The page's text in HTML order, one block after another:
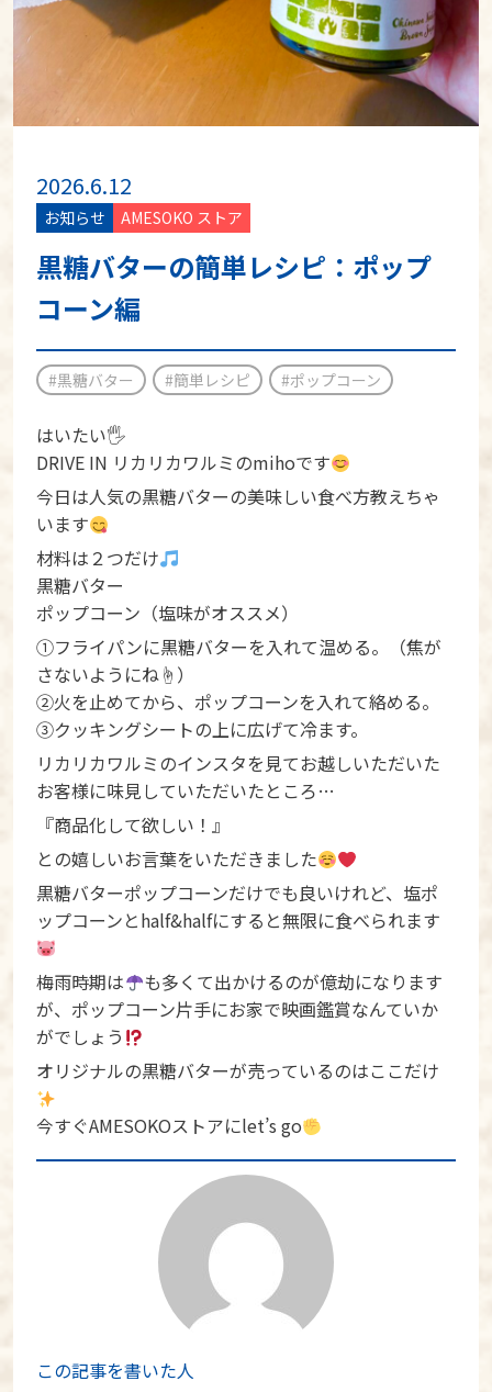
2026.6.12
お知らせ AMESOKO ストア
黒糖バターの簡単レシピ：ポップ
コーン編
#黒糖バター #簡単レシピ #ポップコーン
はいたい🖐️
DRIVE IN リカリカワルミのmihoです
今日は人気の黒糖バターの美味しい食べ方教えちゃ
います
材料は２つだけ
黒糖バター
ポップコーン（塩味がオススメ）
①フライパンに黒糖バターを入れて温める。（焦が
さないようにね☝️）
②火を止めてから、ポップコーンを入れて絡める。
③クッキングシートの上に広げて冷ます。
リカリカワルミのインスタを見てお越しいただいた
お客様に味見していただいたところ…
『商品化して欲しい！』
との嬉しいお言葉をいただきました
黒糖バターポップコーンだけでも良いけれど、塩ポ
ップコーンとhalf&halfにすると無限に食べられます
梅雨時期は
も多くて出かけるのが億劫になります
が、ポップコーン片手にお家で映画鑑賞なんていか
がでしょう
オリジナルの黒糖バターが売っているのはここだけ
今すぐAMESOKOストアにlet’s go
この記事を書いた人